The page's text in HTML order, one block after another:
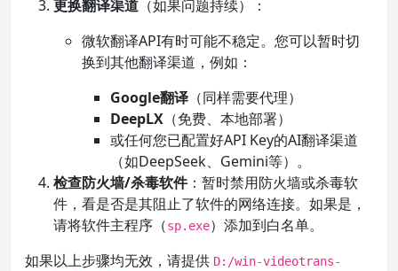
更换翻译渠道 （如果问题持续）：
微软翻译API有时可能不稳定。您可以暂时切
换到其他翻译渠道，例如：
Google翻译 （同样需要代理）
DeepLX （免费、本地部署）
或任何您已配置好API Key的AI翻译渠道
（如DeepSeek、Gemini等）。
检查防火墙/杀毒软件：暂时禁用防火墙或杀毒软
件，看是否是其阻止了软件的网络连接。如果是，
请将软件主程序（sp.exe）添加到白名单。
如果以上步骤均无效，请提供 D:/win-videotrans-